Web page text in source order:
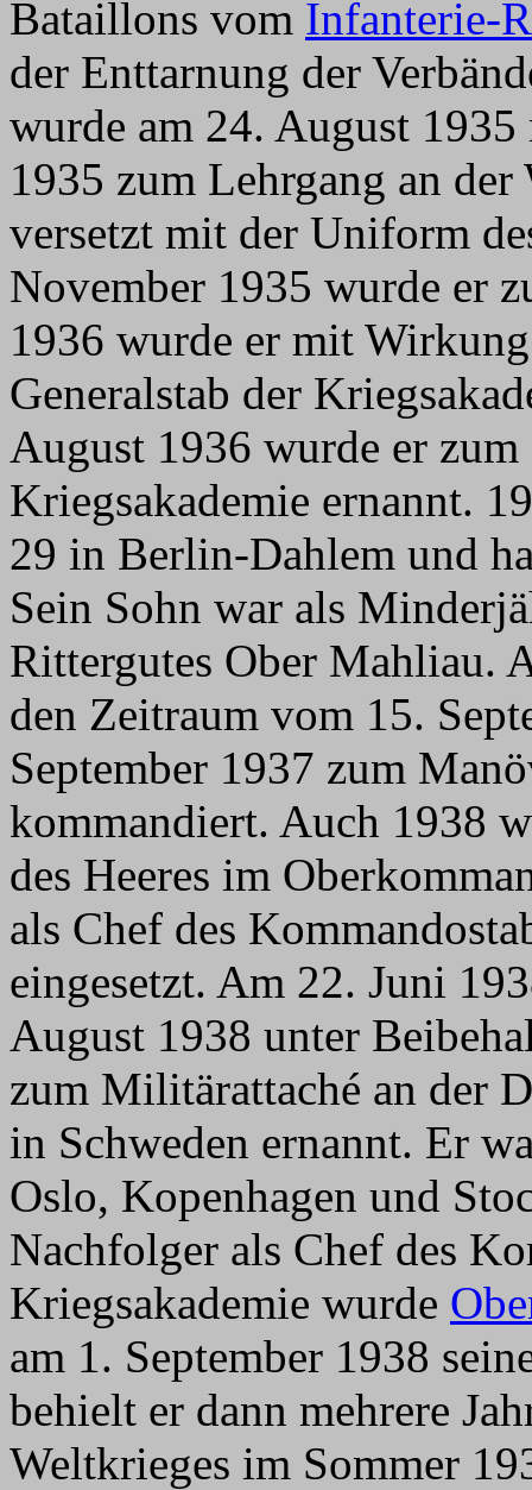
Bataillons vom Infanterie-
der Enttarnung der
wurde am 24. August
1935 zum Lehrgang an
versetzt mit der Uniform
November 1935 wurde er
1936 wurde er mit
Generalstab der
August 1936 wurde er
Kriegsakademie ernannt.
29 in Berlin-Dahlem und
Sein Sohn war als
Rittergutes Ober Mahliau.
den Zeitraum vom 15.
September 1937 zum
kommandiert. Auch 1938
des Heeres im
als Chef des
eingesetzt. Am 22. Juni
August 1938 unter
zum Militärattaché an der
in Schweden ernannt. Er
Oslo, Kopenhagen und
Nachfolger als Chef des
Kriegsakademie wurde
am 1. September 1938
behielt er dann mehrere
Weltkrieges im Sommer